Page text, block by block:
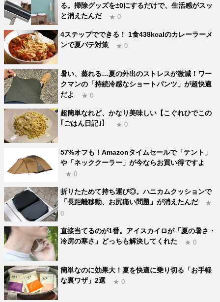
る。掃除グッズを±0にするだけで、生活感がスッ
と消えたんだ
★ 0
4ステップでできる！ 1食438kcalのカレーラーメ
ンで夏バテ対策
★ 0
暑い、蒸れる…夏の外出のストレスが激減！ワー
クマンの「持続冷感なショートパンツ」が超快適
だよ
★ 0
超簡単なれど、かなり美味しい【こぐれひでこの
｢ごはん日記｣】
★ 0
57%オフも！Amazonタイムセールで「テント」
や「ネッククーラー」が今ならお買い得ですよ
★ 0
折りたためて持ち運び◎。ハニカムクッションで
「長距離移動、お尻痛い問題」が消えたんだ
★
0
直接当てるのが1番。アイスカイロが「夏の暑さ・
冷房の寒さ」どっちも解決してくれた
★ 0
簡単なのに効果大！夏を快適に乗り切る「お手軽
な裏ワザ」2選
★ 0